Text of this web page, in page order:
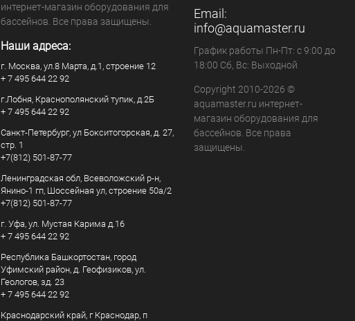
интернет-магазин оборудования для
бассейнов. Все права защищены.
Наши адреса:
г. Москва, ул.8 Марта, д.1, строение 12
+ 7 495 644 22 92
г.Лобня, Краснополянский тупик, д.2Б
+ 7 495 644 22 92
Санкт-Петербург, ул Бокситогорская, д. 27,
стр. 1
+7(812) 501-87-77
Ленинградская обл, Всеволожский р-н,
Янино-1 гп, Шоссейная ул, строение 50а/2
+7(812) 501-87-77
г. Уфа, ул. Мустая Карима д.16
+ 7 495 644 22 92
Республика Башкортостан, город
Уфимский район, д. Геофизиков, ул.
Геологов, зд. 23
+ 7 495 644 22 92
Краснодарский край, г Краснодар, п
Email:
info@aquamaster.ru
График работы Пн-Пт: с 9:00 до
18:00 Сб, Вс: Выходной
Copyright 2010-2026 ©
aquamaster.ru интернет-
магазин оборудования для
бассейнов. Все права
защищены.